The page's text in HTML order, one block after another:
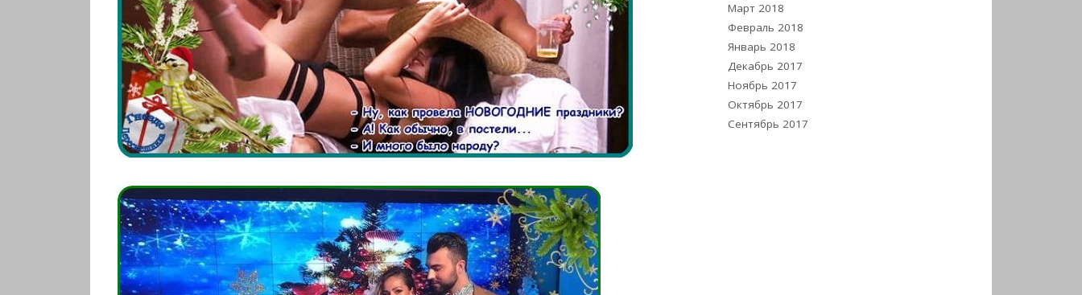
Март 2018
Февраль 2018
Январь 2018
Декабрь 2017
Ноябрь 2017
Октябрь 2017
Сентябрь 2017